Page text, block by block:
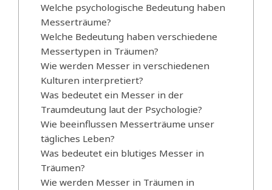
Welche psychologische Bedeutung haben
Messerträume?
Welche Bedeutung haben verschiedene
Messertypen in Träumen?
Wie werden Messer in verschiedenen
Kulturen interpretiert?
Was bedeutet ein Messer in der
Traumdeutung laut der Psychologie?
Wie beeinflussen Messerträume unser
tägliches Leben?
Was bedeutet ein blutiges Messer in
Träumen?
Wie werden Messer in Träumen in